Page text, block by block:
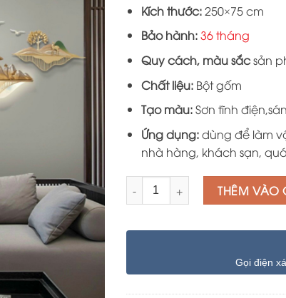
là:
Kích thước:250×75 cm
Bảo hành:36 tháng
Quy cách, màu sắcsản
Chất liệu:Bột gốm
Tạo màu:Sơn tĩnh
Ứng dụng:dùng để làm
nhà hàng, khách sạn,
Số lượng THÊM VÀO
Gọi điện